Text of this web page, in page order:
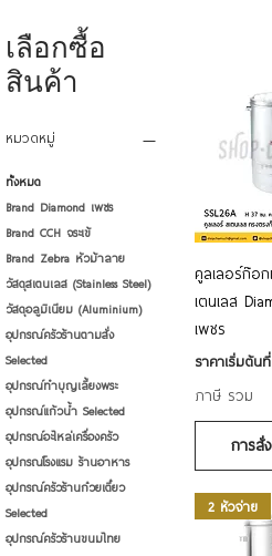
เลือกซื้อ
สินค้า
หมวดหมู่
ทั้งหมด
Brand Diamond เพชร
Brand CCH จระเข้
Brand Zebra หัวม้าลาย
วัสดุสเตนเลส (Stainless Steel)
วัสดุอลูมิเนียม (Aluminium)
อุปกรณ์ครัวร้านตามสั่ง
Selected
อุปกรณ์ทำบุญเลี้ยงพระ
อุปกรณ์แก้วน้ำ Selected
อุปกรณ์อะไหล่เครื่องครัว
อุปกรณ์โรงแรม ร้านอาหาร
อุปกรณ์ครัวร้านก๋วยเตี๋ยว
Selected
อุปกรณ์ครัวร้านขนมไทย
ดูข้
คูลเลอร์ก๊อ
เตนเลส
เพชร
ราคาเริ่มต้นที่
ราคาขายลด
ภาษี รวม
การสั่
2 หัวจ่าย